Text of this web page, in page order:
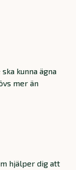
kunna ägna
mer än
hjälper dig att